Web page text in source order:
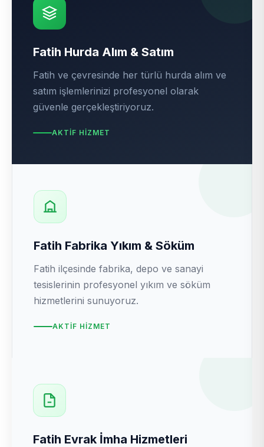
Fatih Hurda Alım & Satım
Fatih ve çevresinde her türlü hurda alım ve
satım işlemlerinizi profesyonel olarak
güvenle gerçekleştiriyoruz.
AKTIF HIZMET
Fatih Fabrika Yıkım & Söküm
Fatih ilçesinde fabrika, depo ve sanayi
tesislerinin profesyonel yıkım ve söküm
hizmetlerini sunuyoruz.
AKTIF HIZMET
Fatih Evrak İmha Hizmetleri